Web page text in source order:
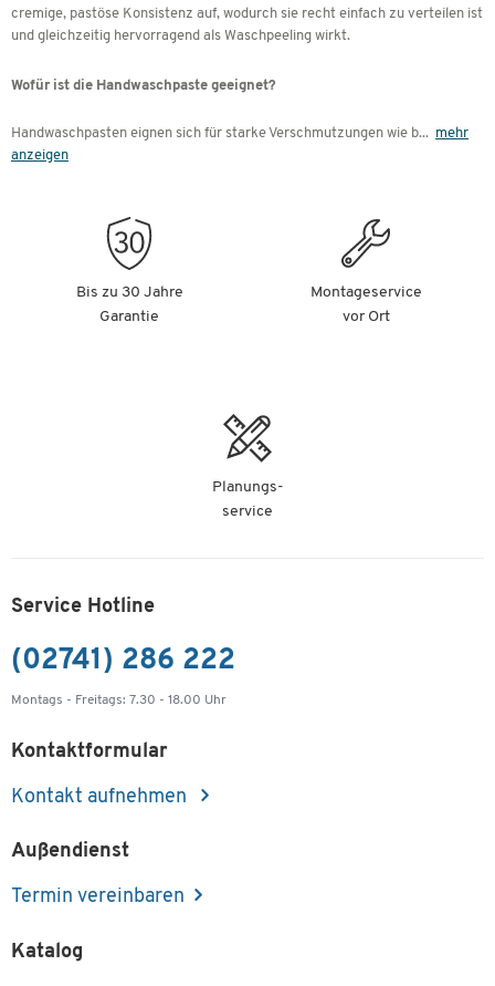
cremige, pastöse Konsistenz auf, wodurch sie recht einfach zu verteilen ist
und gleichzeitig hervorragend als Waschpeeling wirkt.
Wofür ist die Handwaschpaste geeignet?
Handwaschpasten eignen sich für starke Verschmutzungen wie b... mehr
anzeigen
Bis zu 30 Jahre
Garantie
Montageservice
vor Ort
Planungs-
service
Service Hotline
(02741) 286 222
Montags - Freitags: 7.30 - 18.00 Uhr
Kontaktformular
Kontakt aufnehmen
Außendienst
Termin vereinbaren
Katalog